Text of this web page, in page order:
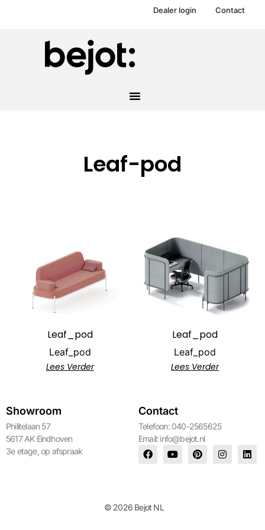
Dealer login Contact
Leaf-pod
Leaf_pod
Leaf_pod
Lees Verder
Leaf_pod
Leaf_pod
Lees Verder
Showroom
Philitelaan 57
5617 AK Eindhoven
3e etage, op afspraak
Contact
Telefoon: 040-2565625
Email: info@bejot.nl
© 2026 Bejot NL